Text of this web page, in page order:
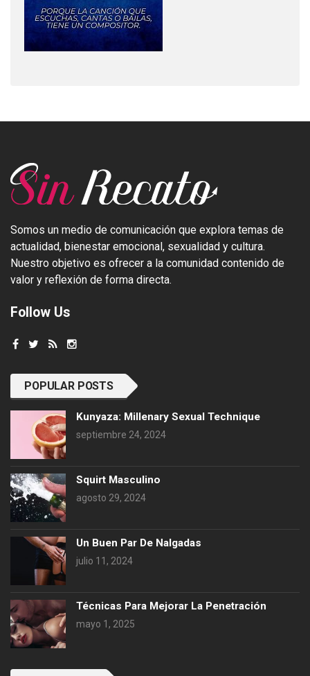
Somos un medio de comunicación que explora temas de
actualidad, bienestar emocional, sexualidad y cultura.
Nuestro objetivo es ofrecer a la comunidad contenido de
valor y reflexión de forma directa.
Follow Us
POPULAR POSTS
Kunyaza: Millenary Sexual Technique
septiembre 24, 2024
Squirt Masculino
agosto 29, 2024
Un Buen Par De Nalgadas
julio 11, 2024
Técnicas Para Mejorar La Penetración
mayo 1, 2025